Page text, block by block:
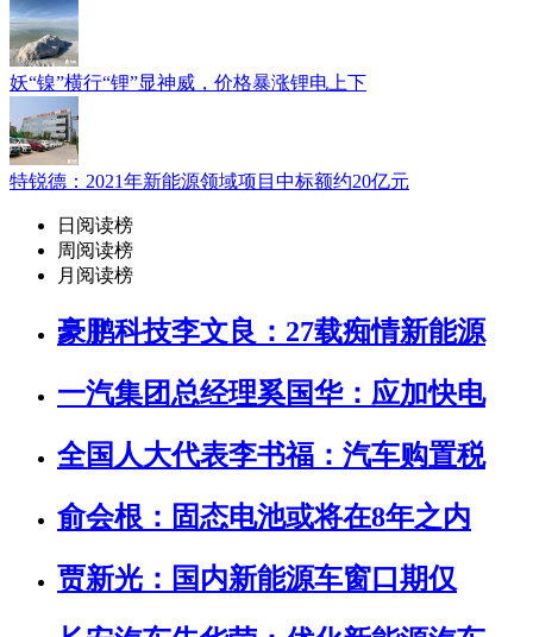
妖“镍”横行“锂”显神威，价格暴涨锂电上下
特锐德：2021年新能源领域项目中标额约20亿元
日阅读榜
周阅读榜
月阅读榜
豪鹏科技李文良：27载痴情新能源
一汽集团总经理奚国华：应加快电
全国人大代表李书福：汽车购置税
俞会根：固态电池或将在8年之内
贾新光：国内新能源车窗口期仅